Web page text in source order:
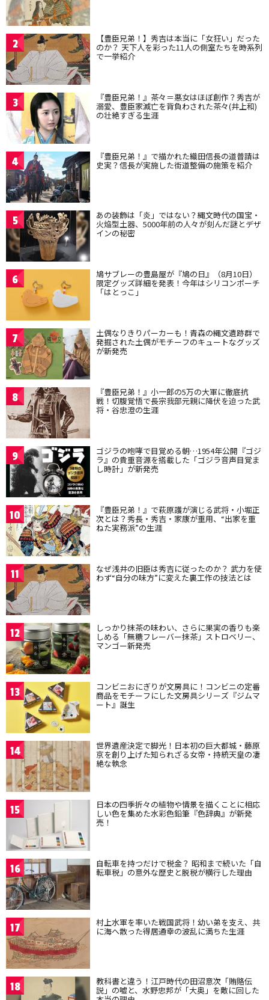
2 【豊臣兄弟！】秀吉は本当に「女狂い」だった
のか？ 天下人を彩った11人の側室たちを時系列
で一挙紹介
3 『豊臣兄弟！』茶々＝悪女はほぼ創作？秀吉が
溺愛、豊臣家滅亡を背負わされた茶々(井上和)
の壮絶すぎる生涯
4 『豊臣兄弟！』で描かれた織田信長の道普請は
史実？信長が実施した街道整備の施策を紹介
5 あの装飾は「炎」ではない？縄文時代の国宝・
火焔型土器、5000年前の人々が刻んだ謎とデザ
インの秘密
6 鳩サブレーの豊島屋が『鳩の日』（8月10日）
限定グッズ詳細を発表！今年はシリコンポーチ
「はとっこ」
7 土偶なりきりパーカーも！青森の縄文遺跡群で
発掘された土偶がモチーフのキュートなグッズ
が新発売
8 『豊臣兄弟！』小一郎の5万の大軍に徹底抗
戦！切腹覚悟で長宗我部元親に降伏を迫った武
将・谷忠澄の生涯
9 ゴジラの咆哮で目覚める朝…1954年公開『ゴジ
ラ』の貴重音源を搭載した「ゴジラ音声目覚ま
し時計」が新発売
10 『豊臣兄弟！』で萩原護が演じる武将・小堀正
次とは？秀長・秀吉・家康が重用、“出家を重
ねた実務派”の生涯
11 なぜ浅井の旧臣は秀吉に従ったのか？ 武力を使
わず“自分の味方”に変えた裏工作の技法とは
12 しっかり抹茶の味わい、さらに果実の香りも楽
しめる「無糖フレーバー抹茶」ストロベリー、
マンゴー新発売
13 コンビニおにぎりが文房具に！コンビニの定番
商品をモチーフにした文房具シリーズ『ジムマ
ート』誕生
14 世界遺産決定で脚光！日本初の巨大都城・藤原
京を創り上げた知られざる女帝・持統天皇の凄
絶な執念
15 日本の四季折々の植物や情景を描くことに相応
しい色を集めた水彩色鉛筆『色辞典』が新発
売！
16 自転車を持つだけで税金？ 昭和まで続いた「自
転車税」の意外な歴史と脱税が横行した理由
17 村上水軍を率いた戦国武将！幼い弟を支え、共
に海へ散った得居通幸の波乱に満ちた生涯
18 教科書と違う！江戸時代の田沼意次「賄賂伝
説」の嘘と、水野忠邦が「大奥」を敵に回した